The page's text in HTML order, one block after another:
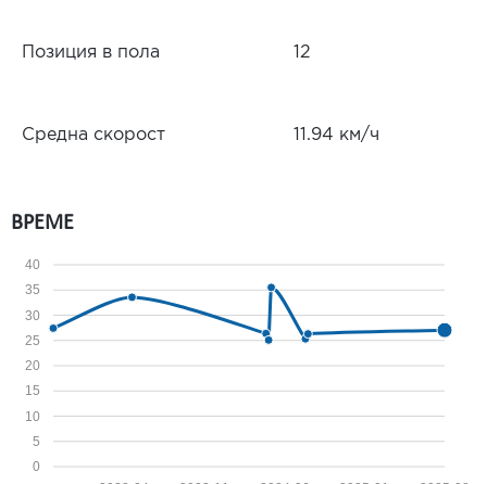
Позиция в пола 12
Средна скорост 11.94 км/ч
ВРЕМЕ
0
5
10
15
20
25
30
35
40